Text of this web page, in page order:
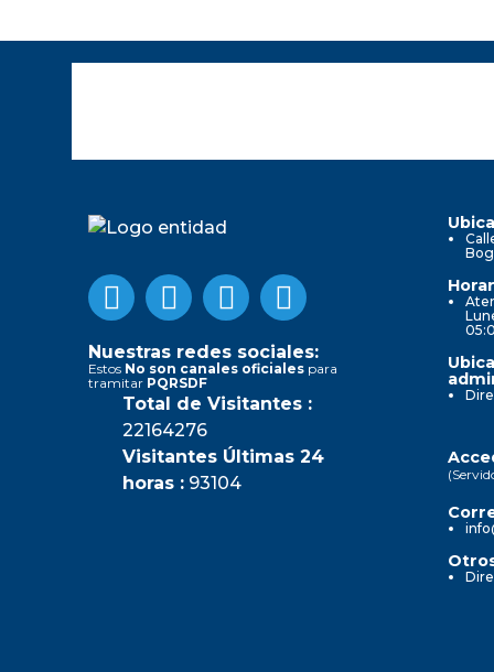
Nuestras redes sociales:
Estos No son canales oficiales para
tramitar PQRSDF
Total de Visitantes :
22164276
Visitantes Últimas 24
horas : 93104